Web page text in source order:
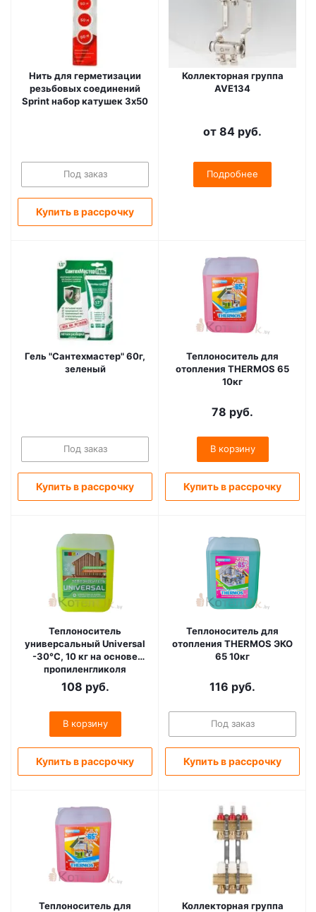
Нить для герметизации
резьбовых соединений
Sprint набор катушек 3х50
Под заказ
Купить в рассрочку
Коллекторная группа
AVE134
от 84 руб.
Подробнее
Гель "Сантехмастер" 60г,
зеленый
Под заказ
Купить в рассрочку
Теплоноситель для
отопления THERMOS 65
10кг
78 руб.
В корзину
Купить в рассрочку
Теплоноситель
универсальный Universal
-30°С, 10 кг на основе
пропиленгликоля
108 руб.
В корзину
Купить в рассрочку
Теплоноситель для
отопления THERMOS ЭКО
65 10кг
116 руб.
Под заказ
Купить в рассрочку
Теплоноситель для
Коллекторная группа